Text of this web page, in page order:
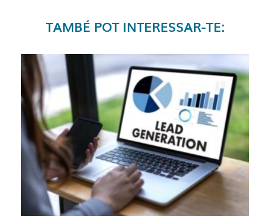
TAMBÉ POT INTERESSAR-TE: